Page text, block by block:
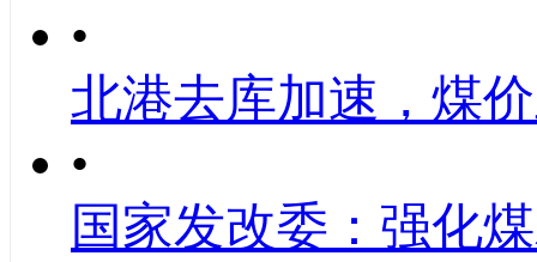
•
北港去库加速，煤
•
国家发改委：强化